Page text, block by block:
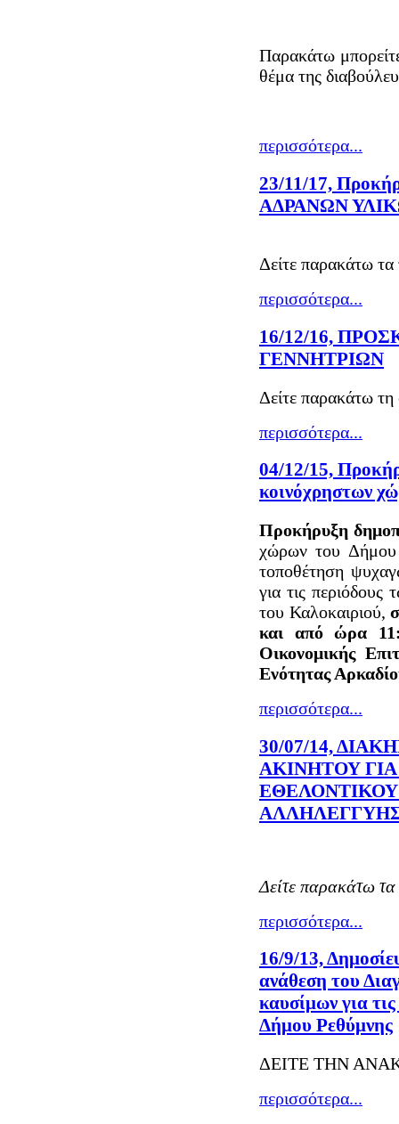
Παρακάτω
θέμα της
περισσότερα...
23/11/17,
ΑΔΡΑΝΩΝ
Δείτε παρακάτω
περισσότερα...
16/12/16,
ΓΕΝΝΗΤΡΙΩΝ
Δείτε παρακάτω
περισσότερα...
04/12/15,
κοινόχρηστων
Προκήρυξη
χώρων του Δήμου
τοποθέτηση
για τις
του Καλοκαιριού,
και από ώρα
Οικονομικής
Ενότητας
περισσότερα...
30/07/14,
ΑΚΙΝΗΤΟΥ
ΕΘΕΛΟΝΤΙΚΟΥ
Δείτε παρακάτω
περισσότερα...
16/9/13,
ανάθεση του
καυσίμων για
Δήμου Ρεθύμνης
ΔΕΙΤΕ ΤΗΝ
περισσότερα...